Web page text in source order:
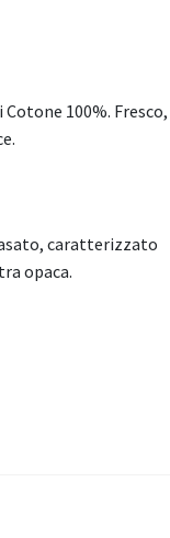
100%. Fresco,
caratterizzato
opaca.